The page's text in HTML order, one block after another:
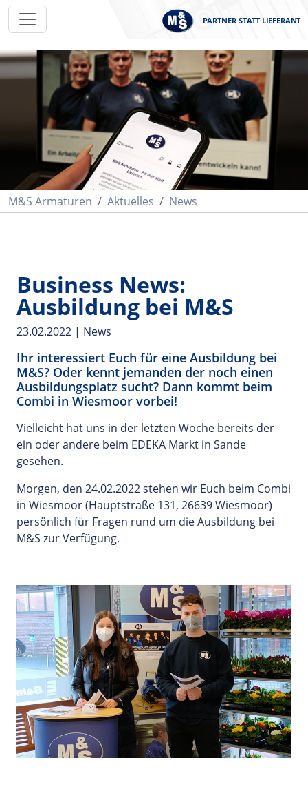
PARTNER STATT LIEFERANT
M&S Armaturen Aktuelles News
Business News:
Ausbildung bei M&S
23.02.2022 | News
Ihr interessiert Euch für eine Ausbildung bei
M&S? Oder kennt jemanden der noch einen
Ausbildungsplatz sucht? Dann kommt beim
Combi in Wiesmoor vorbei!
Vielleicht hat uns in der letzten Woche bereits der
ein oder andere beim EDEKA Markt in Sande
gesehen.
Morgen, den 24.02.2022 stehen wir Euch beim Combi
in Wiesmoor (Hauptstraße 131, 26639 Wiesmoor)
persönlich für Fragen rund um die Ausbildung bei
M&S zur Verfügung.